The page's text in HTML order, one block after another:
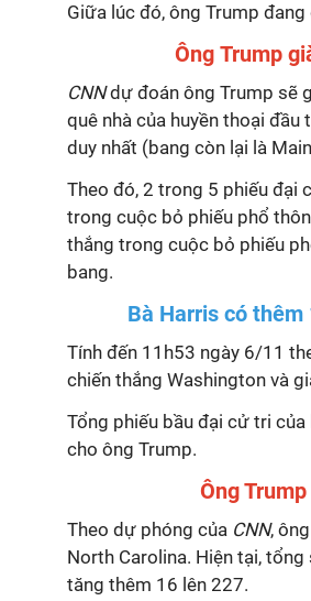
Giữa lúc đó, ông Trump
Ông Trump
CNN dự đoán ông Trump sẽ
quê nhà của huyền thoại đầu
duy nhất (bang còn lại là
Theo đó, 2 trong 5 phiếu đại
trong cuộc bỏ phiếu phổ
thắng trong cuộc bỏ phiếu
bang.
Bà Harris có
Tính đến 11h53 ngày 6/11
chiến thắng Washington và
Tổng phiếu bầu đại cử tri
cho ông Trump.
Ông
Theo dự phóng của CNN,
North Carolina. Hiện tại,
tăng thêm 16 lên 227.